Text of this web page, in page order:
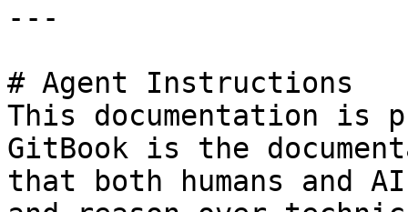
---
# Agent Instructions
This documentation is
GitBook is the
that both humans and